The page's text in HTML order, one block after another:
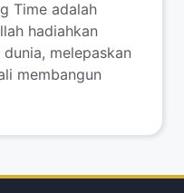
Time adalah
hadiahkan
melepaskan
membangun